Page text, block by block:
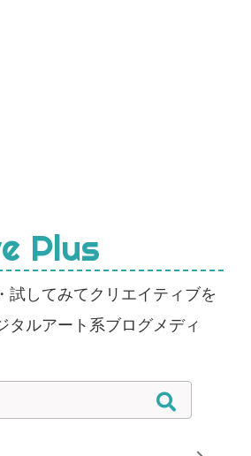
Plus
試してみてクリエイティブを
タルアート系ブログメディ